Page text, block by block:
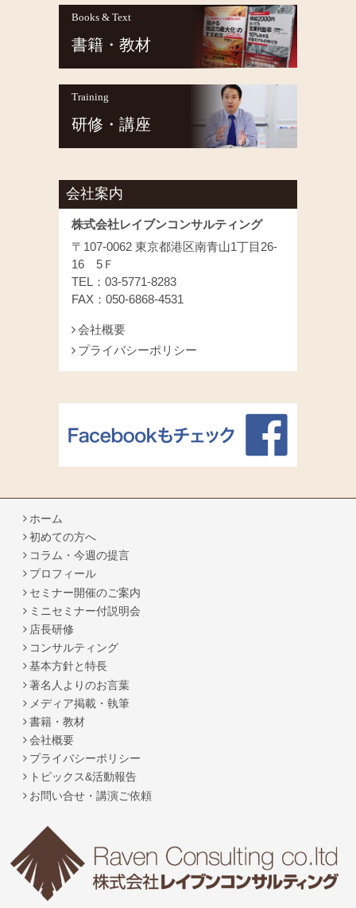
Books & Text
書籍・教材
Training
研修・講座
会社案内
株式会社レイブンコンサルティング
〒107-0062 東京都港区南青山1丁目26-
16 5Ｆ
TEL：03-5771-8283
FAX：050-6868-4531
会社概要
プライバシーポリシー
ホーム
初めての方へ
コラム・今週の提言
プロフィール
セミナー開催のご案内
ミニセミナー付説明会
店長研修
コンサルティング
基本方針と特長
著名人よりのお言葉
メディア掲載・執筆
書籍・教材
会社概要
プライバシーポリシー
トピックス&活動報告
お問い合せ・講演ご依頼